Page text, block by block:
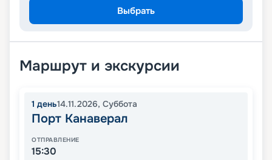
Выбрать
Маршрут и экскурсии
1 день14.11.2026, Суббота
Порт Канаверал
ОТПРАВЛЕНИЕ
15:30